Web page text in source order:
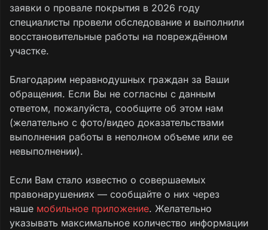
заявки о провале покрытия в 2026 году
специалисты провели обследование и выполнили
восстановительные работы на повреждённом
участке.
Благодарим неравнодушных граждан за Ваши
обращения. Если Вы не согласны с данным
ответом, пожалуйста, сообщите об этом нам
(желательно с фото/видео доказательствами
выполнения работы в неполном объеме или ее
невыполнении).
Если Вам стало известно о совершаемых
правонарушениях — сообщайте о них через
наше мобильное приложение. Желательно
указывать максимальное количество информации